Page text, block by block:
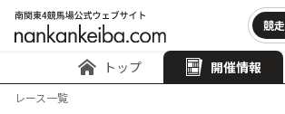
競
トップ 開催情報
レース一覧